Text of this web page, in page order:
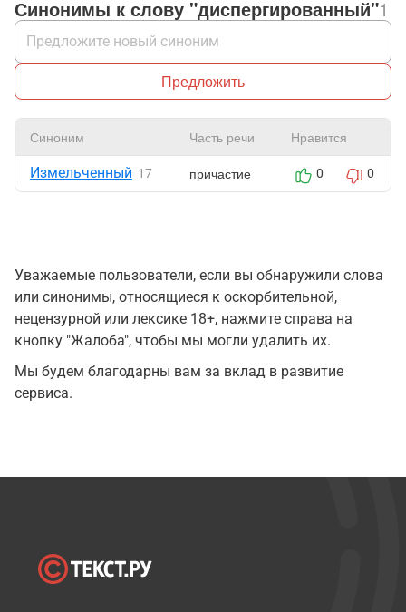
Синонимы к слову "диспергированный"1
Предложить
Синоним Часть речи Нравится
Измельченный 17 причастие 0 0
Уважаемые пользователи, если вы обнаружили слова
или синонимы, относящиеся к оскорбительной,
нецензурной или лексике 18+, нажмите справа на
кнопку "Жалоба", чтобы мы могли удалить их.
Мы будем благодарны вам за вклад в развитие
сервиса.